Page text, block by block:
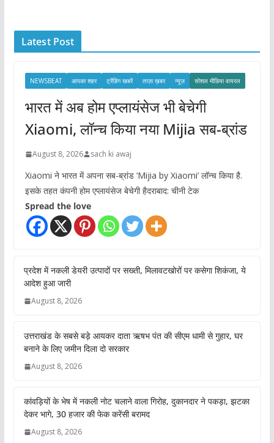
Latest Post
NEWSBEAT आपका शहर ट्रेंडिंग खबरें ताज़ा ख़बर न्यूज़ सोशल मीडिया वायरल
भारत में अब होम एप्लायंसेज भी बेचेगी
Xiaomi, लॉन्च किया नया Mijia सब-ब्रांड
August 8, 2026 sach ki awaj
Xiaomi ने भारत में अपना सब-ब्रांड ‘Mijia by Xiaomi’ लॉन्च किया है.
इसके तहत कंपनी होम एप्लायंसेज बेचेगी हैदराबाद: चीनी टेक
Spread the love
प्रदेश में नकली डेयरी उत्पादों पर सख्ती, मिलावटखोरों पर कसेगा शिकंजा, ये
आदेश हुआ जारी
August 8, 2026
उत्तराखंड के सबसे बड़े आयकर दाता ऋषभ पंत की सीएम धामी से गुहार, घर
बनाने के लिए जमीन दिला दो सरकार
August 8, 2026
कांवड़ियों के भेष में नकली नोट चलाने वाला गिरोह, दुकानदार ने पकड़ा, झटका
देकर भागे, 30 हजार की फेक करेंसी बरामद
August 8, 2026